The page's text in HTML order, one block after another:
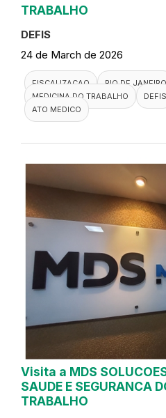
TRABALHO
DEFIS
24 de March de 2026
FISCALIZACAO
RIO DE JANEIRO
MEDICINA DO TRABALHO
DEFIS
ATO MEDICO
Visita a MDS
SAUDE E SEGURANCA
TRABALHO